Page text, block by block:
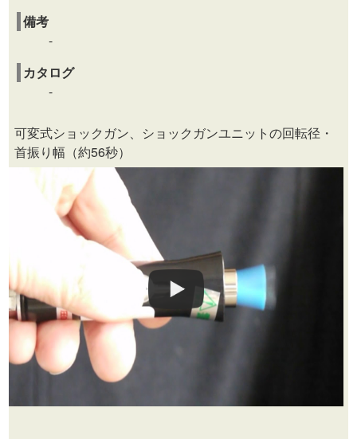
備考
-
カタログ
-
可変式ショックガン、ショックガンユニットの回転径・
首振り幅（約56秒）